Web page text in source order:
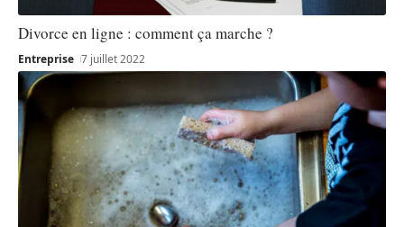
Divorce en ligne : comment ça marche ?
Entreprise 7 juillet 2022